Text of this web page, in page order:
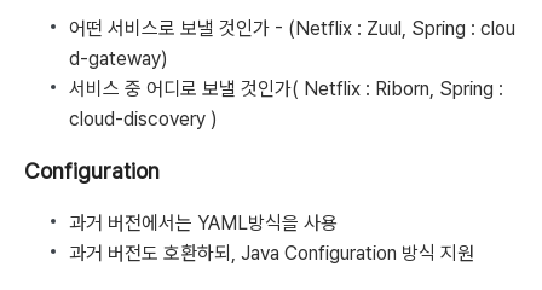
어떤 서비스로 보낼 것인가 - (Netflix : Zuul, Spring : clou
d-gateway)
서비스 중 어디로 보낼 것인가( Netflix : Riborn, Spring :
cloud-discovery )
Configuration
과거 버전에서는 YAML방식을 사용
과거 버전도 호환하되, Java Configuration 방식 지원